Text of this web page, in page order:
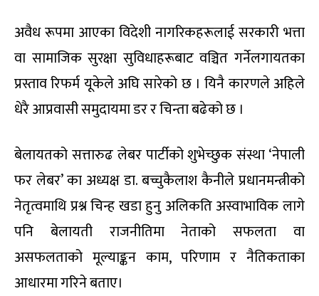
अवैध रूपमा आएका विदेशी नागरिकहरूलाई सरकारी भत्ता
वा सामाजिक सुरक्षा सुविधाहरूबाट वञ्चित गर्नेलगायतका
प्रस्ताव रिफर्म यूकेले अघि सारेको छ । यिनै कारणले अहिले
धेरै आप्रवासी समुदायमा डर र चिन्ता बढेको छ ।
बेलायतको सत्तारुढ लेबर पार्टीको शुभेच्छुक संस्था ‘नेपाली
फर लेबर’ का अध्यक्ष डा. बच्चुकैलाश कैनीले प्रधानमन्त्रीको
नेतृत्वमाथि प्रश्न चिन्ह खडा हुनु अलिकति अस्वाभाविक लागे
पनि बेलायती राजनीतिमा नेताको सफलता वा
असफलताको मूल्याङ्कन काम, परिणाम र नैतिकताका
आधारमा गरिने बताए।